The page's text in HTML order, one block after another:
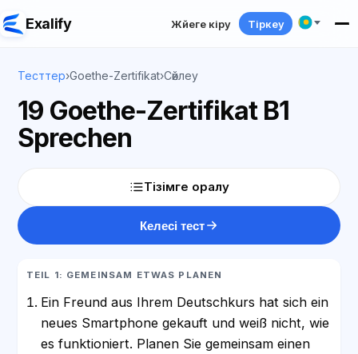
Exalify Жүйеге кіру Тіркеу
Тесттер›Goethe-Zertifikat›Сөйлеу
19 Goethe-Zertifikat B1
Sprechen
Тізімге оралу
Келесі тест
TEIL 1: GEMEINSAM ETWAS PLANEN
Ein Freund aus Ihrem Deutschkurs hat sich ein
neues Smartphone gekauft und weiß nicht, wie
es funktioniert. Planen Sie gemeinsam einen